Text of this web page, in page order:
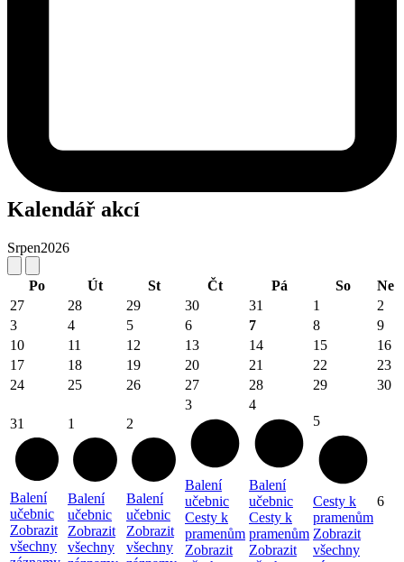
Kalendář akcí
Srpen2026
Po Út St Čt Pá So
Ne
27
28 29 30 31 1
2
3
4 5 6 7 8
9
10
11 12 13 14 15
16
17
18 19 20 21 22
23
24
25 26 27 28 29 30
31
Balení
učebnic
Zobrazit
všechny
1
Balení
učebnic
Zobrazit
všechny
2
Balení
učebnic
Zobrazit
všechny
3
Balení
učebnic
Cesty k
pramenům
Zobrazit
4
Balení
učebnic
Cesty k
pramenům
Zobrazit
5
Cesty k
pramenům
Zobrazit
všechny
6